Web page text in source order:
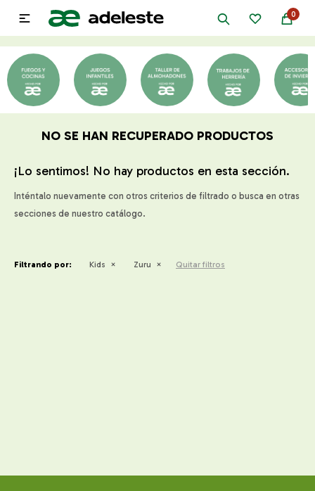
0

NO SE HAN RECUPERADO PRODUCTOS
¡Lo sentimos! No hay productos en esta sección.
Inténtalo nuevamente con otros criterios de filtrado o busca en otras
secciones de nuestro catálogo.
Filtrando por: Kids Zuru Quitar filtros